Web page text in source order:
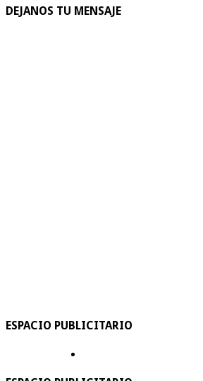
DEJANOS TU MENSAJE
ESPACIO PUBLICITARIO